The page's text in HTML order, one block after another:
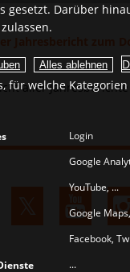
Jahresberichte
gesetzt. Darüber
für welche
Login
Google
YouTube, ...
Google
Facebook,
...